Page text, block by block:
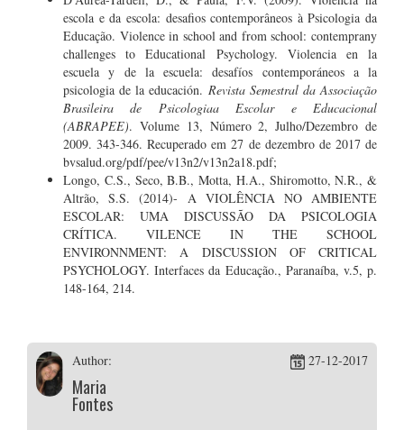
escola e da escola: desafios contemporâneos à Psicologia da
Educação. Violence in school and from school: contemprany
challenges to Educational Psychology. Violencia en la
escuela y de la escuela: desafíos contemporáneos a la
psicologia de la educación. Revista Semestral da Associação
Brasileira de Psicologiaa Escolar e Educacional
(ABRAPEE). Volume 13, Número 2, Julho/Dezembro de
2009. 343-346. Recuperado em 27 de dezembro de 2017 de
bvsalud.org/pdf/pee/v13n2/v13n2a18.pdf;
Longo, C.S., Seco, B.B., Motta, H.A., Shiromotto, N.R., &
Altrão, S.S. (2014)- A VIOLÊNCIA NO AMBIENTE
ESCOLAR: UMA DISCUSSÃO DA PSICOLOGIA
CRÍTICA. VILENCE IN THE SCHOOL
ENVIRONNMENT: A DISCUSSION OF CRITICAL
PSYCHOLOGY. Interfaces da Educação., Paranaíba, v.5, p.
148-164, 214.
Author:
Maria
Fontes
27-12-2017